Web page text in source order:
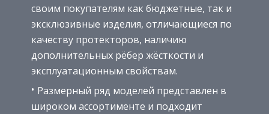
своим покупателям как бюджетные, так и
эксклюзивные изделия, отличающиеся по
качеству протекторов, наличию
дополнительных рёбер жёсткости и
эксплуатационным свойствам.
Размерный ряд моделей представлен в
широком ассортименте и подходит